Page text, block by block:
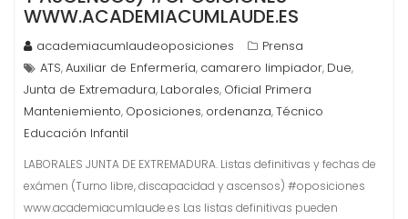
WWW.ACADEMIACUMLAUDE.ES
academiacumlaudeoposiciones
Prensa
ATS,Auxiliar de Enfermería, camarero limpiador, Due,
Junta de Extremadura, Laborales, Oficial Primera
Manteniemiento, Oposiciones, ordenanza,Técnico
Educación Infantil
LABORALES JUNTA DE EXTREMADURA. Listas definitivas y fechas de
exámen (Turno libre, discapacidad y ascensos) #oposiciones
www.academiacumlaude.es Las listas definitivas pueden